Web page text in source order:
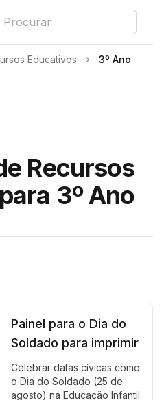
Educativos 3º Ano
Recursos
3º Ano
Painel para o Dia do
Soldado para imprimir
Celebrar datas cívicas como
o Dia do Soldado (25 de
agosto) na Educação Infantil